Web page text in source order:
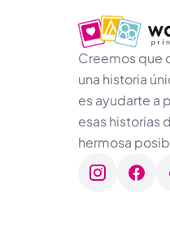
Creemos que
una historia
es ayudarte a
esas historias
hermosa